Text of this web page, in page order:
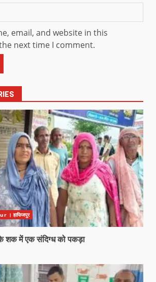
email, and website in this
next time I comment.
। हाफिजपुर
के शक में एक संदिग्ध को पकड़ा